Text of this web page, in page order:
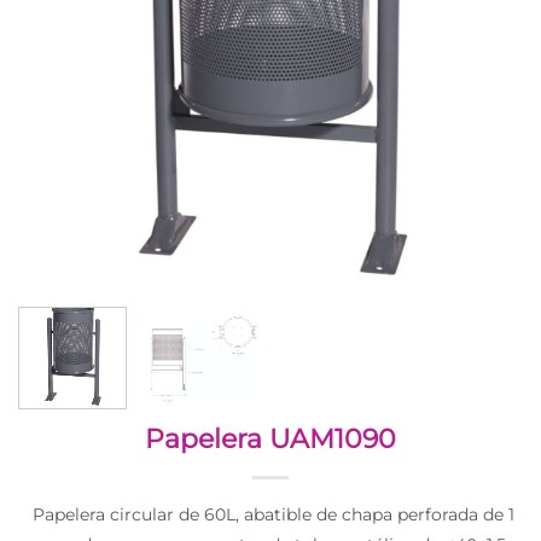
Papelera UAM1090
Papelera circular de 60L, abatible de chapa perforada de 1